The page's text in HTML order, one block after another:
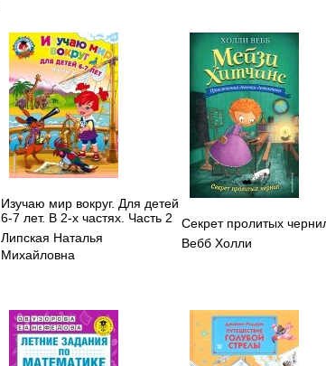
Изучаю мир вокруг. Для детей
6-7 лет. В 2-х частях. Часть 2
Липская Наталья
Михайловна
Секрет пролитых
Вебб Холли